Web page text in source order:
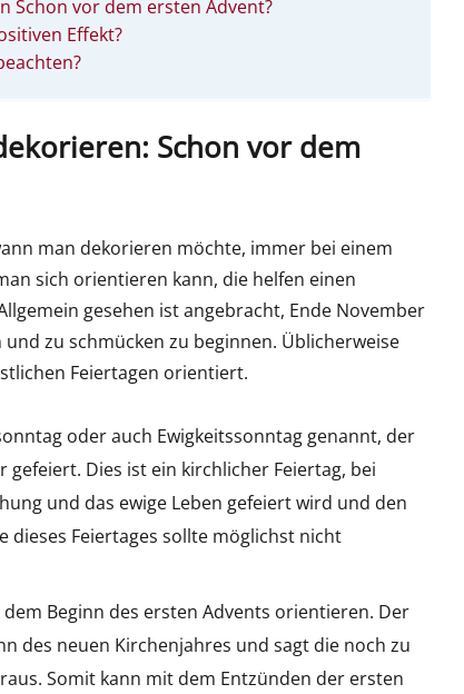
Schon vor dem ersten Advent?
Effekt?
Schon vor dem
man dekorieren möchte, immer bei einem
sich orientieren kann, die helfen einen
gesehen ist angebracht, Ende November
zu schmücken zu beginnen. Üblicherweise
Feiertagen orientiert.
oder auch Ewigkeitssonntag genannt, der
Dies ist ein kirchlicher Feiertag, bei
und das ewige Leben gefeiert wird und den
dieses Feiertages sollte möglichst nicht
Beginn des ersten Advents orientieren. Der
des neuen Kirchenjahres und sagt die noch zu
Somit kann mit dem Entzünden der ersten